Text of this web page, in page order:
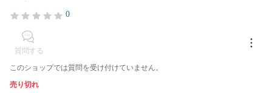
0
質問する
このショップでは質問を受け付けていません。
売り切れ